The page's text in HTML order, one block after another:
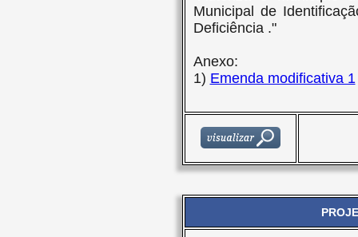
Municipal de
Deficiência ."
Anexo:
1) Emenda modificativa 1